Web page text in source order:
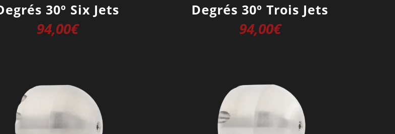
30º Six Jets
94,00€
Degrés 30º Trois Jets
94,00€